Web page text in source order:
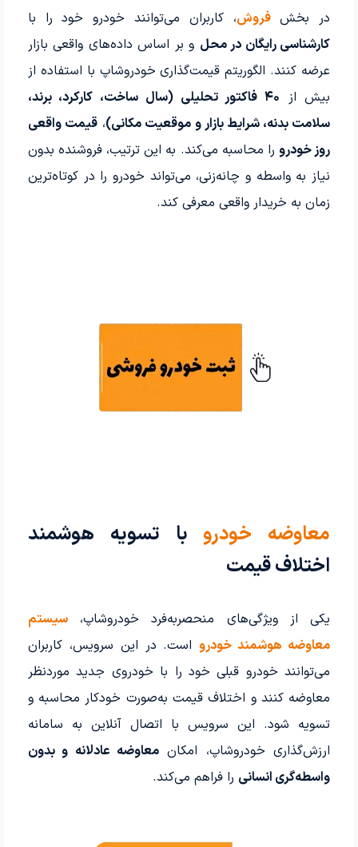
در بخشفروش، کاربران می‌توانند خودرو خود را با
کارشناسی رایگان در محل و بر اساس داده‌های واقعی بازار
عرضه کنند. الگوریتم قیمت‌گذاری خودروشاپ با استفاده از
بیش از
۴۰ فاکتور تحلیلی (سال ساخت، کارکرد، برند،
سلامت بدنه، شرایط بازار و موقعیت مکانی)،قیمت واقعی
روز خودرورا محاسبه می‌کند. به این ترتیب، فروشنده بدون
نیاز به واسطه و چانه‌زنی، می‌تواند خودرو را در کوتاه‌ترین
زمان به خریدار واقعی معرفی کند.
معاوضه خودروبا تسویه هوشمند
اختلاف قیمت
یکی از ویژگی‌های منحصربه‌فرد خودروشاپ،سیستم
معاوضه هوشمند خودرواست. در این سرویس، کاربران
می‌توانند خودرو قبلی خود را با خودروی جدید موردنظر
معاوضه کنند و اختلاف قیمت به‌صورت خودکار محاسبه و
تسویه شود. این سرویس با اتصال آنلاین به سامانه
ارزش‌گذاری خودروشاپ، امکان معاوضه عادلانه و بدون
واسطه‌گری انسانی را فراهم می‌کند.